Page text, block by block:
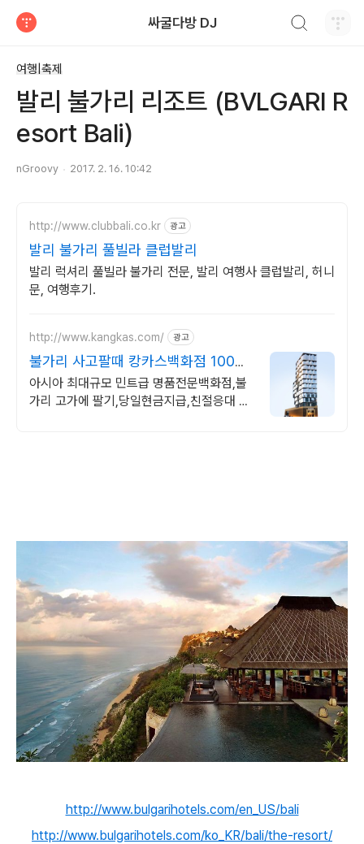
싸굴다방 DJ
여행|축제
발리 불가리 리조트 (BVLGARI R
esort Bali)
nGroovy 2017. 2. 16. 10:42
http://www.clubbali.co.kr 광고
발리 불가리 풀빌라 클럽발리
발리 럭셔리 풀빌라 불가리 전문, 발리 여행사 클럽발리, 허니
문, 여행후기.
http://www.kangkas.com/ 광고
불가리 사고팔때 캉카스백화점 100개
명품매장이 한곳에
아시아 최대규모 민트급 명품전문백화점,불
가리 고가에 팔기,당일현금지급,친절응대 아
http://www.bulgarihotels.com/en_US/bali
http://www.bulgarihotels.com/ko_KR/bali/the-resort/